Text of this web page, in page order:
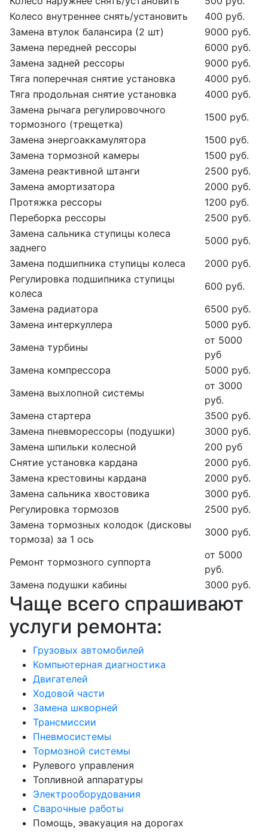
Колесо внутреннее снять/установить
400 руб.
Замена втулок балансира (2 шт)
9000 руб.
Замена передней рессоры
6000 руб.
Замена задней рессоры
9000 руб.
Тяга поперечная снятие установка
4000 руб.
Тяга продольная снятие установка
4000 руб.
Замена рычага регулировочного
тормозного (трещетка)
1500 руб.
Замена энергоаккамулятора
1500 руб.
Замена тормозной камеры
1500 руб.
Замена реактивной штанги
2500 руб.
Замена амортизатора
2000 руб.
Протяжка рессоры
1200 руб.
Переборка рессоры
2500 руб.
Замена сальника ступицы колеса
заднего
5000 руб.
Замена подшипника ступицы колеса
2000 руб.
Регулировка подшипника ступицы
колеса
600 руб.
Замена радиатора
6500 руб.
Замена интеркуллера
5000 руб.
Замена турбины
от 5000
руб
Замена компрессора
5000 руб.
Замена выхлопной системы
от 3000
руб.
Замена стартера
3500 руб.
Замена пневморессоры (подушки)
3000 руб.
Замена шпильки колесной
200 руб
Снятие установка кардана
2000 руб.
Замена крестовины кардана
2000 руб.
Замена сальника хвостовика
3000 руб.
Регулировка тормозов
2500 руб.
Замена тормозных колодок (дисковы
тормоза) за 1 ось
3000 руб.
Ремонт тормозного суппорта
от 5000
руб.
Замена подушки кабины
3000 руб.
Чаще всего спрашивают
услуги ремонта:
Грузовых автомобилей
Компьютерная диагностика
Двигателей
Ходовой части
Замена шкворней
Трансмиссии
Пневмосистемы
Тормозной системы
Рулевого управления
Топливной аппаратуры
Электрооборудования
Сварочные работы
Помощь, эвакуация на дорогах